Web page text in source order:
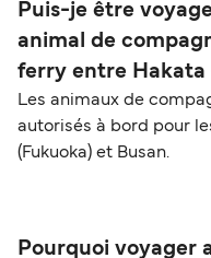
Puis-je être
animal de
ferry entre Hakata
Les animaux de
autorisés à bord pour
(Fukuoka) et Busan.
Pourquoi voyager